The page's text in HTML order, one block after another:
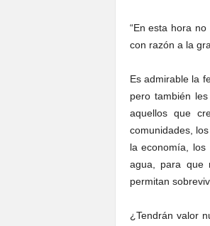
“En esta hora
con razón a la
Es admirable la
pero también
aquellos que
comunidades,
la economía,
agua, para que
permitan
¿Tendrán valor